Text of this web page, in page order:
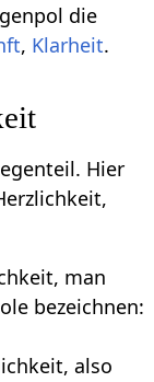
die
, Klarheit.
Hier
man
bezeichnen:
also